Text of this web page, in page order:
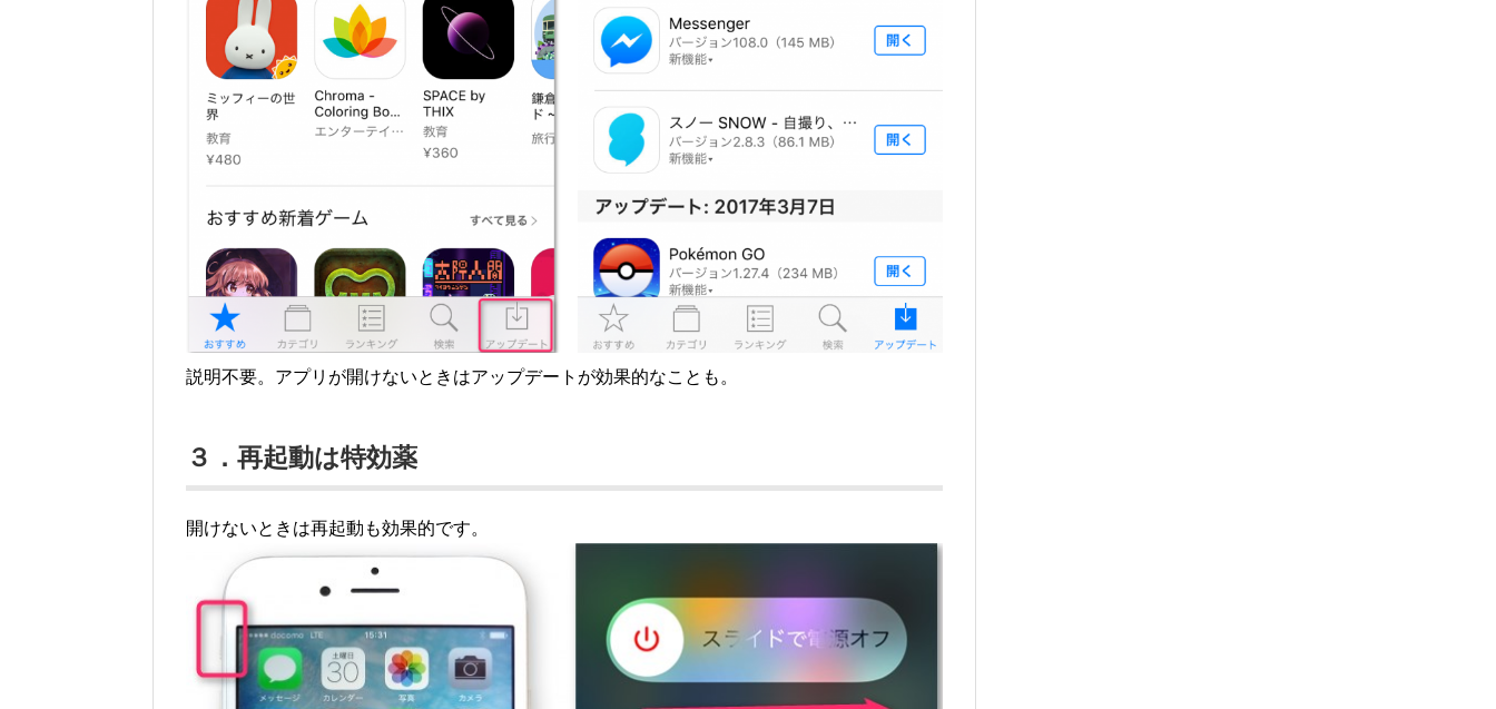
説明不要。アプリが開けないときはアップデートが効果的なことも。
３．再起動は特効薬
開けないときは再起動も効果的です。